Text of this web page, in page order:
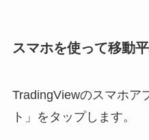
スマホを使って移動
TradingViewのスマホア
ト」をタップします。